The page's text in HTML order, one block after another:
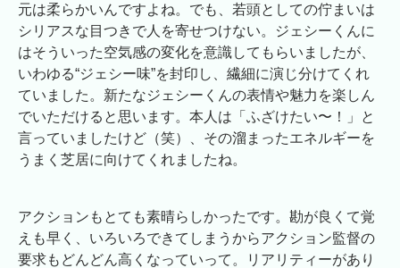
元は柔らかいんですよね。でも、若頭としての佇まいは
シリアスな目つきで人を寄せつけない。ジェシーくんに
はそういった空気感の変化を意識してもらいましたが、
いわゆる“ジェシー味”を封印し、繊細に演じ分けてくれ
ていました。新たなジェシーくんの表情や魅力を楽しん
でいただけると思います。本人は「ふざけたい〜！」と
言っていましたけど（笑）、その溜まったエネルギーを
うまく芝居に向けてくれましたね。
アクションもとても素晴らしかったです。勘が良くて覚
えも早く、いろいろできてしまうからアクション監督の
要求もどんどん高くなっていって。リアリティーがあり